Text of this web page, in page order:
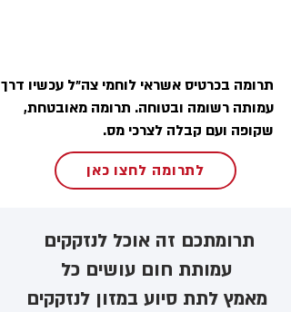
תרומה בכרטיס אשראי לוחמי צה״ל עכשיו דרך
עמותה רשומה ובטוחה. תרומה מאובטחת,
שקופה ועם קבלה לצרכי מס.
לתרומה לחצו כאן
תרומתכם זה אוכל לנזקקים ​
עמותת חום עושים כל
מאמץ לתת סיוע במזון לנזקקים